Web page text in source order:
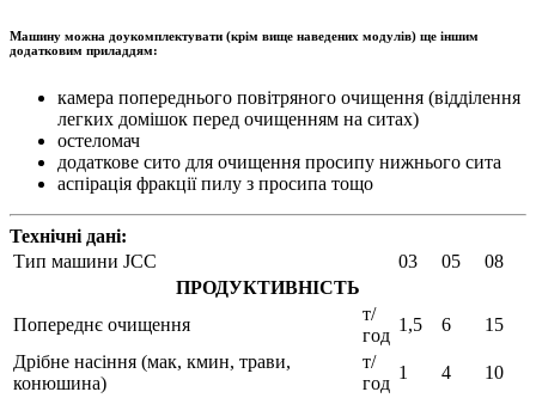
Машину можна доукомплектувати (крім вище наведених модулів) ще іншим
додатковим приладдям:
камера попереднього повітряного очищення (відділення
легких домішок перед очищенням на ситах)
остеломач
додаткове сито для очищення просипу нижнього сита
аспірація фракції пилу з просипа тощо
Технічні дані:
Тип машини JCC
03 05
08
ПРОДУКТИВНІСТЬ
Попереднє очищення
т/
год
1,5 6
15
Дрібне насіння (мак, кмин, трави,
конюшина)
т/
год
1 4
10